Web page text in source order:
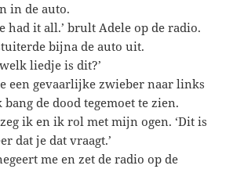
in de auto.
had it all.’ brult Adele op de radio.
bijna de auto uit.
liedje is dit?’
een gevaarlijke zwieber naar links
de dood tegemoet te zien.
zeg ik en ik rol met mijn ogen. ‘Dit is
dat je dat vraagt.’
me en zet de radio op de